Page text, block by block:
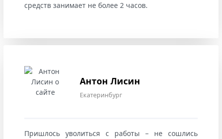
средств занимает не более 2 часов.
Антон Лисин
Екатеринбург
Пришлось уволиться с работы – не сошлись